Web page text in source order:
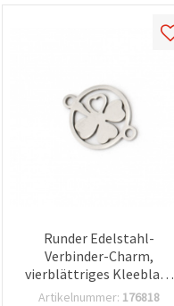
Runder Edelstahl-
Verbinder-Charm,
vierblättriges Kleeblatt
mit Herz, silberfarben, 19
Artikelnummer: 176818